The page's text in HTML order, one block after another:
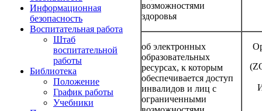
Информационная
безопасность
Воспитательная работа
Штаб
воспитательной
работы
Библиотека
Положение
График работы
Учебники
возможностями
здоровья
об электронных
образовательных
ресурсах, к которым
обеспечивается доступ
инвалидов и лиц с
ограниченными